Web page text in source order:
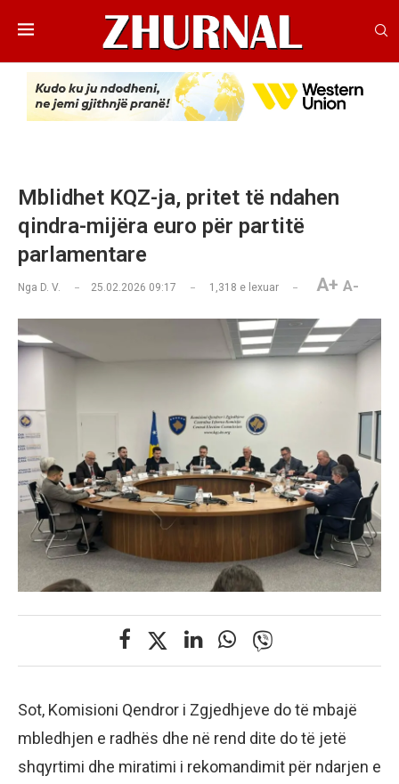
Mblidhet KQZ-ja, pritet të ndahen
qindra-mijëra euro për partitë
parlamentare
Nga D. V. 25.02.2026 09:17 1,318 e lexuar A+ A-
Sot, Komisioni Qendror i Zgjedhjeve do të mbajë
mbledhjen e radhës dhe në rend dite do të jetë
shqyrtimi dhe miratimi i rekomandimit për ndarjen e